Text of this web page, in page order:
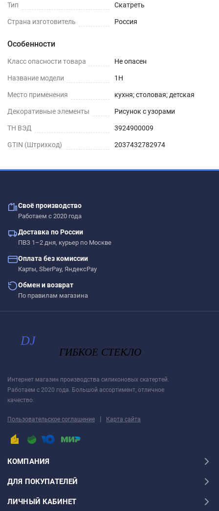
Тип Скатреть
Страна изготовитель Россия
Особенности
Класс опасности товара Не опасен
Название модели 1H
Место применения кухня; столовая; детская
Декоративные элементы Рисунок с узорами
ТН ВЭД 3924900009
GTIN (Штрихкод) 2037432782974
Своё производство
Работаем с 2020 года
Доставка по России
ПВЗ 1–2 дня, курьер по Москве
Оплата без комиссии
Карты, SberPay, ЯндексPay
Обмен и возврат
По правилам магазина
Интернет магазин производства силиконовых скатертей.
Работаем с 2020 года. Большой ассортимент, отличное
качество.
Пользовательское соглашение | Карта сайта
КОМПАНИЯ
ДЛЯ ПОКУПАТЕЛЕЙ
ЛИЧНЫЙ КАБИНЕТ